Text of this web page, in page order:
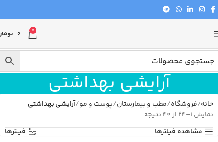
0
0
آرایشی بهداشتی
خانه فروشگاه مطب و بیمارستان پوست و مو آرایشی بهداشتی
نمایش 1–24 از 40 نتیجه
مشاهده فیلترها
فیلترها